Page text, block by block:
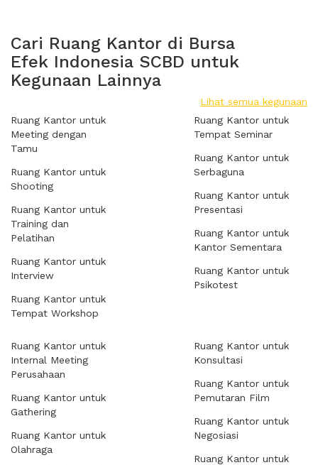
Cari Ruang Kantor di Bursa
Efek Indonesia SCBD untuk
Kegunaan Lainnya
Lihat semua kegunaan
Ruang Kantor untuk
Meeting dengan
Tamu
Ruang Kantor untuk
Shooting
Ruang Kantor untuk
Training dan
Pelatihan
Ruang Kantor untuk
Interview
Ruang Kantor untuk
Tempat Workshop
Ruang Kantor untuk
Tempat Seminar
Ruang Kantor untuk
Serbaguna
Ruang Kantor untuk
Presentasi
Ruang Kantor untuk
Kantor Sementara
Ruang Kantor untuk
Psikotest
Ruang Kantor untuk
Internal Meeting
Perusahaan
Ruang Kantor untuk
Gathering
Ruang Kantor untuk
Olahraga
Ruang Kantor untuk
Konsultasi
Ruang Kantor untuk
Pemutaran Film
Ruang Kantor untuk
Negosiasi
Ruang Kantor untuk